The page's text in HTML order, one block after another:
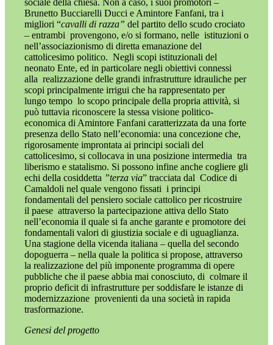
sociale della chiesa. Non a caso, i suoi promotori –
Brunetto Bucciarelli Ducci e Amintore Fanfani, tra i
migliori “cavalli di razza” del partito dello scudo crociato
– entrambi provengono, e/o si formano, nelle istituzioni o
nell’associazionismo di diretta emanazione del
cattolicesimo politico. Negli scopi istituzionali del
neonato Ente, ed in particolare negli obiettivi connessi
alla realizzazione delle grandi infrastrutture idrauliche per
scopi principalmente irrigui che ha rappresentato per
lungo tempo lo scopo principale della propria attività, si
può tuttavia riconoscere la stessa visione politico-
economica di Amintore Fanfani caratterizzata da una forte
presenza dello Stato nell’economia: una concezione che,
rigorosamente improntata ai principi sociali del
cattolicesimo, si collocava in una posizione intermedia tra
liberismo e statalismo. Si possono infine anche cogliere gli
echi della cosiddetta ”terza via” tracciata dal Codice di
Camaldoli nel quale vengono fissati i principi
fondamentali del pensiero sociale cattolico per ricostruire
il paese attraverso la partecipazione attiva dello Stato
nell’economia il quale si fa anche garante e promotore dei
fondamentali valori di giustizia sociale e di uguaglianza.
Una stagione della vicenda italiana – quella del secondo
dopoguerra – nella quale la politica si propose, attraverso
la realizzazione del più imponente programma di opere
pubbliche che il paese abbia mai conosciuto, di colmare il
proprio deficit di infrastrutture per soddisfare le istanze di
modernizzazione provenienti da una società in rapida
trasformazione.
Genesi del progetto